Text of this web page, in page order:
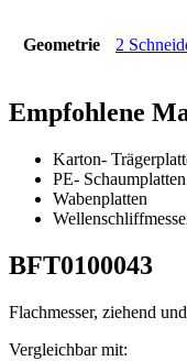
Geometrie 2
Empfohlene
Karton-
PE- Schaumplatten
Wabenplatten
BFT0100043
Flachmesser, ziehend
Vergleichbar mit: